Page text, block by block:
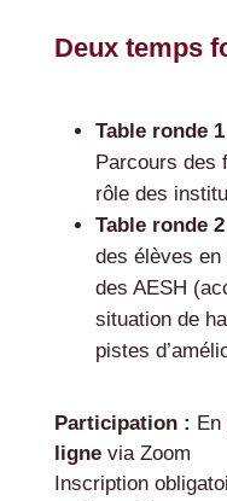
Deux temps
Table ronde 1
Parcours des
rôle des
Table ronde 2
des élèves
des AESH
situation de
pistes
Participation : En
lignevia Zoom
Inscription